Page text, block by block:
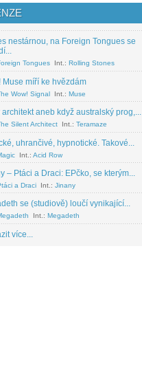
nestárnou, na Foreign Tongues se
Tongues Int.: Rolling Stones
Muse míří ke hvězdám
Wow! Signal Int.: Muse
architekt aneb když australský prog,...
Silent Architect Int.: Teramaze
uhrančivé, hypnotické. Takové...
Int.: Acid Row
– Ptáci a Draci: EPčko, se kterým...
a Draci Int.: Jinany
se (studiově) loučí vynikající...
Int.: Megadeth
více...